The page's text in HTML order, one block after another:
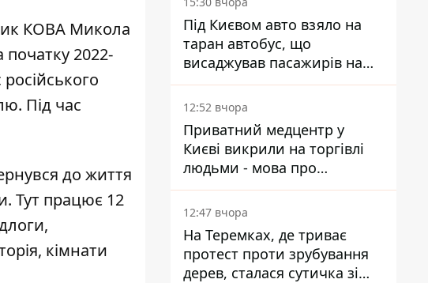
КОВА Микола
2022-
Під час
до життя
Тут працює 12
кімнати
Під Києвом авто взяло на
таран автобус, що
висаджував пасажирів на
зупинці - пасажирка в
лікарні
12:52 вчора
Приватний медцентр у
Києві викрили на торгівлі
людьми - мова про
сурогатне материнство
12:47 вчора
На Теремках, де триває
протест проти зрубування
дерев, сталася сутичка зі